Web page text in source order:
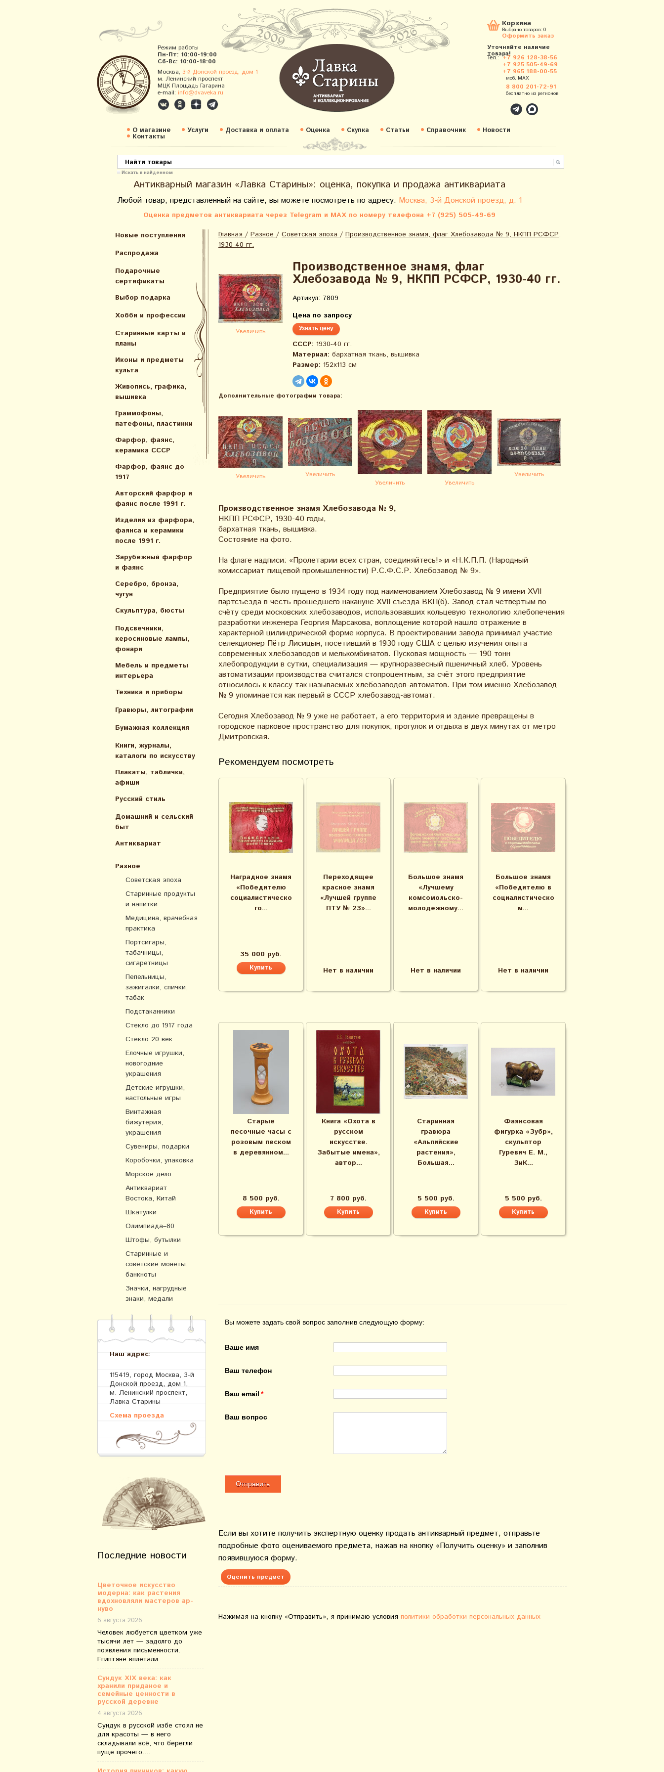
Режим работы
Пн-Пт: 10:00-19:00
Сб-Вс: 10:00-18:00
Москва, 3-й Донской проезд, дом 1
м. Ленинский проспект
МЦК Площадь Гагарина
e-mail: info@dvaveka.ru
Корзина
Выбрано товаров: 0
Оформить заказ
Уточняйте наличие
товара!
Тел.: +7 926 128-38-56
+7 925 505-49-69
+7 965 188-00-55
моб. MAX
8 800 201-72-91
бесплатно из регионов
О магазине Услуги Доставка и оплата Оценка Скупка Статьи Справочник Новости
Контакты
Искать в найденном
Антикварный магазин «Лавка Старины»: оценка, покупка и продажа антиквариата
Любой товар, представленный на сайте, вы можете посмотреть по адресу: Москва, 3-й Донской проезд, д. 1
Оценка предметов антиквариата через Telegram и MAX по номеру телефона +7 (925) 505-49-69
Новые поступления
Распродажа
Подарочные
сертификаты
Выбор подарка
Хобби и профессии
Старинные карты и
планы
Иконы и предметы
культа
Живопись, графика,
вышивка
Граммофоны,
патефоны, пластинки
Фарфор, фаянс,
керамика СССР
Фарфор, фаянс до
1917
Авторский фарфор и
фаянс после 1991 г.
Изделия из фарфора,
фаянса и керамики
после 1991 г.
Зарубежный фарфор
и фаянс
Серебро, бронза,
чугун
Скульптура, бюсты
Подсвечники,
керосиновые лампы,
фонари
Мебель и предметы
интерьера
Техника и приборы
Гравюры, литографии
Бумажная коллекция
Книги, журналы,
каталоги по искусcтву
Плакаты, таблички,
афиши
Русский стиль
Домашний и сельский
быт
Антиквариат
Разное
Советская эпоха
Старинные продукты
и напитки
Медицина, врачебная
практика
Портсигары,
табачницы,
сигаретницы
Пепельницы,
зажигалки, спички,
табак
Подстаканники
Стекло до 1917 года
Стекло 20 век
Елочные игрушки,
новогодние
украшения
Детские игрушки,
настольные игры
Винтажная
бижутерия,
украшения
Сувениры, подарки
Коробочки, упаковка
Морское дело
Антиквариат
Востока, Китай
Шкатулки
Олимпиада–80
Штофы, бутылки
Старинные и
советские монеты,
банкноты
Значки, нагрудные
знаки, медали
Наш адрес:
115419, город Москва, 3-й
Донской проезд, дом 1,
м. Ленинский проспект,
Лавка Старины
Схема проезда
Последние новости
Цветочное искусство
модерна: как растения
вдохновляли мастеров ар-
нуво
6 августа 2026
Человек любуется цветком уже
тысячи лет — задолго до
появления письменности.
Египтяне вплетали...
Сундук XIX века: как
хранили приданое и
семейные ценности в
русской деревне
4 августа 2026
Сундук в русской избе стоял не
для красоты — в него
складывали всё, что берегли
пуще прочего....
Главная / Разное / Советская эпоха / Производственное знамя, флаг Хлебозавода № 9, НКПП РСФСР,
1930-40 гг.
Увеличить
Производственное знамя, флаг
Хлебозавода № 9, НКПП РСФСР, 1930-40 гг.
Артикул: 7809
Цена по запросу
Узнать цену
СССР: 1930-40 гг.
Материал: бархатная ткань, вышивка
Размер: 152х113 см
Дополнительные фотографии товара:
Увеличить
Увеличить
Увеличить
Увеличить
Увеличить
Производственное знамя Хлебозавода № 9,
НКПП РСФСР, 1930-40 годы,
бархатная ткань, вышивка.
Состояние на фото.
На флаге надписи: «Пролетарии всех стран, соединяйтесь!» и «Н.К.П.П. (Народный
комиссариат пищевой промышленности) Р.С.Ф.С.Р. Хлебозавод № 9».
Предприятие было пущено в 1934 году под наименованием Хлебозавод № 9 имени XVII
партсъезда в честь прошедшего накануне XVII съезда ВКП(б). Завод стал четвёртым по
счёту среди московских хлебозаводов, использовавших кольцевую технологию хлебопечения
разработки инженера Георгия Марсакова, воплощение которой нашло отражение в
характерной цилиндрической форме корпуса. В проектировании завода принимал участие
селекционер Пётр Лисицын, посетивший в 1930 году США с целью изучения опыта
современных хлебозаводов и мелькомбинатов. Пусковая мощность — 190 тонн
хлебопродукции в сутки, специализация — крупноразвесный пшеничный хлеб. Уровень
автоматизации производства считался стопроцентным, за счёт этого предприятие
относилось к классу так называемых хлебозаводов-автоматов. При том именно Хлебозавод
№ 9 упоминается как первый в СССР хлебозавод-автомат.
Сегодня Хлебозавод № 9 уже не работает, а его территория и здание превращены в
городское парковое пространство для покупок, прогулок и отдыха в двух минутах от метро
Дмитровская.
Рекомендуем посмотреть
Наградное знамя
«Победителю
социалистическо
го...
35 000 руб.
Переходящее
красное знамя
«Лучшей группе
ПТУ № 23»...
Нет в наличии
Большое знамя
«Лучшему
комсомольско-
молодежному...
Нет в наличии
Большое знамя
«Победителю в
социалистическо
м...
Нет в наличии
Старые
песочные часы с
розовым песком
в деревянном...
8 500 руб.
Книга «Охота в
русском
искусстве.
Забытые имена»,
автор...
7 800 руб.
Старинная
гравюра
«Альпийские
растения»,
Большая...
5 500 руб.
Фаянсовая
фигурка «Зубр»,
скульптор
Гуревич Е. М.,
ЗиК...
5 500 руб.
Вы можете задать свой вопрос заполнив следующую форму:
Ваше имя
Ваш телефон
Ваш email
Ваш вопрос
Если вы хотите получить экспертную оценку продать антикварный предмет, отправьте
подробные фото оцениваемого предмета, нажав на кнопку «Получить оценку» и заполнив
появившуюся форму.
Оценить предмет
Нажимая на кнопку «Отправить», я принимаю условия политики обработки персональных данных